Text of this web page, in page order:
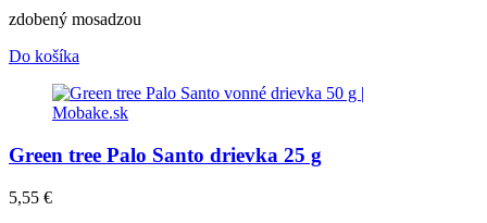
zdobený mosadzou
Do košíka
Green tree Palo Santo drievka 25 g
5,55 €